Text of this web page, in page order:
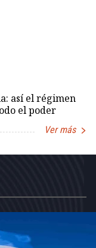
así el régimen
el poder
Ver más